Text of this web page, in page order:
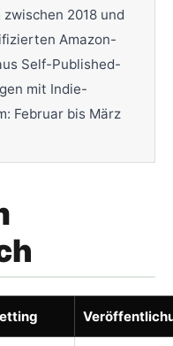
2018 und
Amazon-
Self-Published-
mit Indie-
Februar bis März